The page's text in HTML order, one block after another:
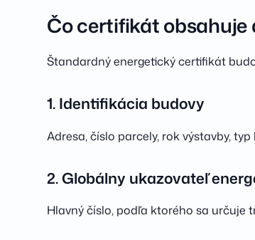
Čo certifikát obsahuje
Štandardný energetický certifikát
1. Identifikácia budovy
Adresa, číslo parcely, rok výstavby,
2. Globálny ukazovateľ
Hlavný číslo, podľa ktorého sa určuje